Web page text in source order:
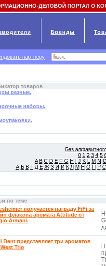
товаров
разные.
наборы.
Без
0 1 2 3 4 5
A B C D E F G H I J K L M N
А Б В Г Д Е Ж З И Й К Л М Н О П Р С
по теме
получается награду FiFi за
флакона аромата Attitude от
Armani.
Bent представляет три ароматов
Trio
ДЕЛОВОЙ ПОРТАЛ О
Бренды
партнеру